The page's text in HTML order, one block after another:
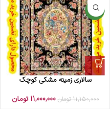
جدید
سالاری زمینه مشکی کوچک
11,150,000 تومان 11,000,000 تومان